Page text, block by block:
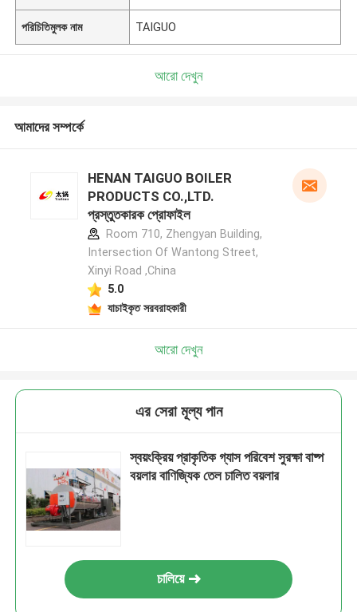
পরিচিতিমুলক নাম TAIGUO
আরো দেখুন
আমাদের সম্পর্কে
HENAN TAIGUO BOILER
PRODUCTS CO.,LTD.
প্রস্তুতকারক প্রোফাইল
Room 710, Zhengyan Building,
Intersection Of Wantong Street,
Xinyi Road ,China
5.0
যাচাইকৃত সরবরাহকারী
আরো দেখুন
এর সেরা মূল্য পান
স্বয়ংক্রিয় প্রাকৃতিক গ্যাস পরিবেশ সুরক্ষা বাষ্প
বয়লার বাণিজ্যিক তেল চালিত বয়লার
চালিয়ে